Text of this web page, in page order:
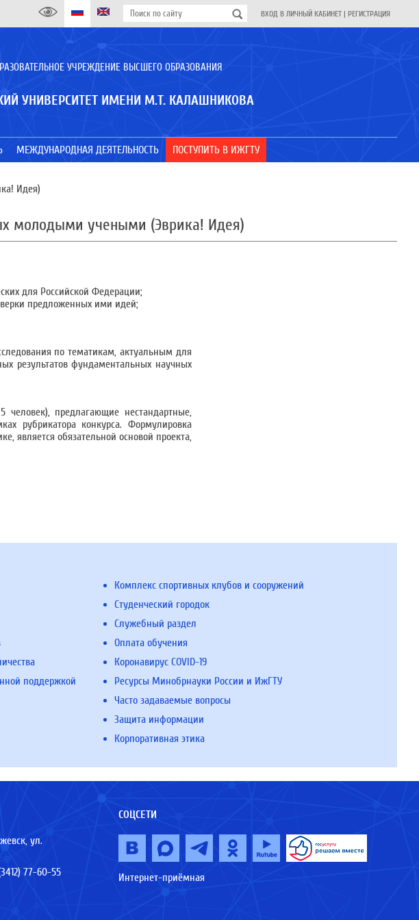
ВХОД В ЛИЧНЫЙ КАБИНЕТ | РЕГИСТРАЦИЯ
УЧРЕЖДЕНИЕ ВЫСШЕГО ОБРАЗОВАНИЯ
УНИВЕРСИТЕТ ИМЕНИ М.Т. КАЛАШНИКОВА
МЕЖДУНАРОДНАЯ ДЕЯТЕЛЬНОСТЬ ПОСТУПИТЬ В ИЖГТУ
Идея)
молодыми учеными (Эврика! Идея)
для Российской Федерации;
предложенных ими идей;
по тематикам, актуальным для
результатов фундаментальных научных
предлагающие нестандартные,
рубрикатора конкурса. Формулировка
является обязательной основой проекта,
поддержкой
Комплекс спортивных клубов и сооружений
Студенческий городок
Служебный раздел
Оплата обучения
Коронавирус COVID-19
Ресурсы Минобрнауки России и ИжГТУ
Часто задаваемые вопросы
Защита информации
Корпоративная этика
ул.
77-60-55
СОЦСЕТИ
Интернет-приёмная